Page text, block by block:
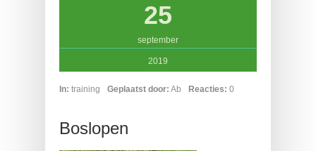
25
september
2019
In: training Geplaatst door: Ab Reacties: 0
Boslopen